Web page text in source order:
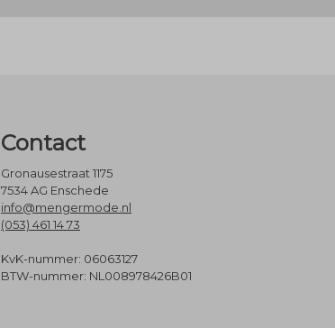
Contact
Gronausestraat 1175
7534 AG Enschede
info@mengermode.nl
(053) 461 14 73
KvK-nummer: 06063127
BTW-nummer: NL008978426B01